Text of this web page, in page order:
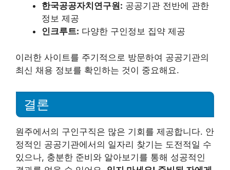
한국공공자치연구원: 공공기관 전반에 관한
정보 제공
인크루트: 다양한 구인정보 집약 제공
이러한 사이트를 주기적으로 방문하여 공공기관의
최신 채용 정보를 확인하는 것이 중요해요.
결론
원주에서의 구인구직은 많은 기회를 제공합니다. 안
정적인 공공기관에서의 일자리 찾기는 도전적일 수
있으나, 충분한 준비와 알아보기를 통해 성공적인